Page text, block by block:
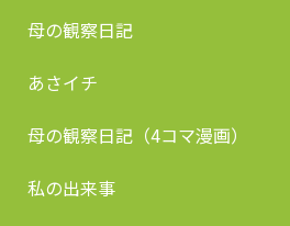
母の観察日記
あさイチ
母の観察日記（4コマ漫画）
私の出来事